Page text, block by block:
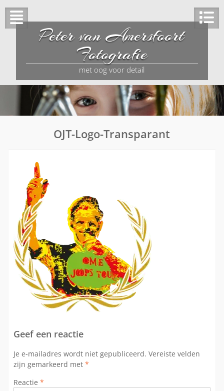
Peter van Amersfoort
Fotografie
met oog voor detail
OJT-Logo-Transparant
Geef een reactie
Je e-mailadres wordt niet gepubliceerd. Vereiste velden
zijn gemarkeerd met *
Reactie *